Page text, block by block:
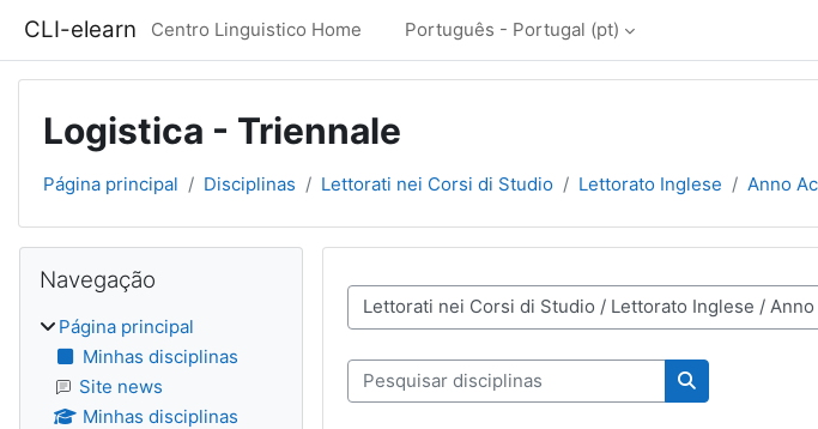
CLI-elearn Centro Linguistico Home Português - Portugal ‎(pt)‎
Logistica - Triennale
Página principal Disciplinas Lettorati nei Corsi di Studio Lettorato Inglese Anno
Categorias de disciplinas
Pesquisar disciplinas
Pesquisar
Blocos
Navegação
Página principal
Minhas disciplinas
Site news
Minhas disciplinas